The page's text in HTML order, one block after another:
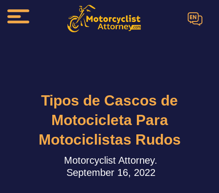
EN
Tipos de Cascos de
Motocicleta Para
Motociclistas Rudos
Motorcyclist Attorney.
September 16, 2022